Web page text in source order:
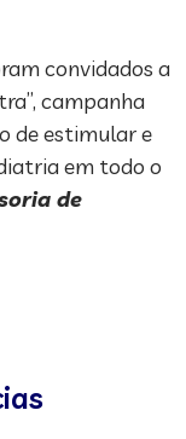
convidados a
campanha
de estimular e
em todo o
de